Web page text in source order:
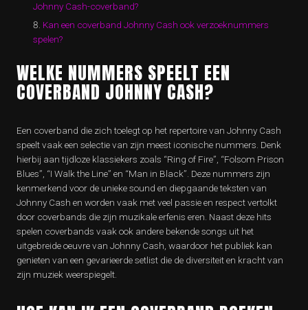
Johnny Cash-coverband?
Kan een coverband Johnny Cash ook verzoeknummers
spelen?
WELKE NUMMERS SPEELT EEN
COVERBAND JOHNNY CASH?
Een coverband die zich toelegt op het repertoire van Johnny Cash
speelt vaak een selectie van zijn meest iconische nummers. Denk
hierbij aan tijdloze klassiekers zoals “Ring of Fire”, “Folsom Prison
Blues”, “I Walk the Line” en “Man in Black”. Deze nummers zijn
kenmerkend voor de unieke sound en diepgaande teksten van
Johnny Cash en worden vaak met veel passie en respect vertolkt
door coverbands die zijn muzikale erfenis eren. Naast deze hits
spelen coverbands vaak ook andere bekende songs uit het
uitgebreide oeuvre van Johnny Cash, waardoor het publiek kan
genieten van een gevarieerde setlist die de diversiteit en kracht van
zijn muziek weerspiegelt.